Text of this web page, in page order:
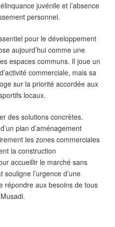
juvénile et l’absence
personnel.
pour le développement
aujourd’hui comme une
espaces communs. Il joue un
commerciale, mais sa
sur la priorité accordée aux
locaux.
des solutions concrètes.
plan d’aménagement
les zones commerciales
la construction
accueillir le marché sans
l’urgence d’une
répondre aux besoins de tous